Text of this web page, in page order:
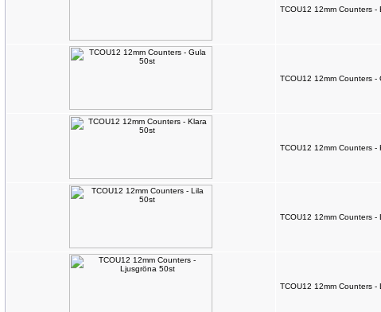
TCOU12 12mm Counters
TCOU12 12mm Counters -
TCOU12 12mm Counters -
TCOU12 12mm Counters -
TCOU12 12mm Counters -